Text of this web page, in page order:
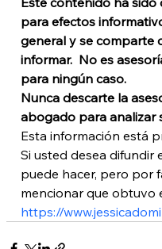
para efectos
general y se comparte
informar.  No es
para ningún caso.
Nunca descarte la
abogado para analizar
Esta información está
Si usted desea difundir
puede hacer, pero por
mencionar que obtuvo
https://